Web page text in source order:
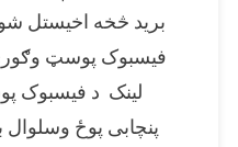
برید څخه اخیستل
فیسبوک پوسټ
لینک د فیسبوک
پنچابی پوځ